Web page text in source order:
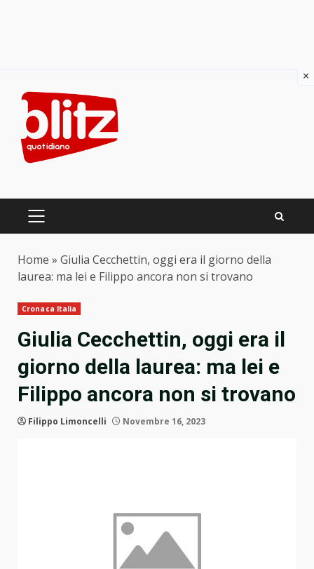
content
PRIMARY
Home » Giulia Cecchettin, oggi era il giorno della
laurea: ma lei e Filippo ancora non si trovano
Cronaca Italia
Giulia Cecchettin, oggi era il
giorno della laurea: ma lei e
Filippo ancora non si trovano
Filippo Limoncelli Novembre 16, 2023
×